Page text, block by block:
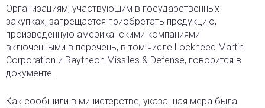
Организациям, участвующим в государственных
закупках, запрещается приобретать продукцию,
произведенную американскими компаниями
включенными в перечень, в том числе Lockheed Martin
Corporation и Raytheon Missiles & Defense, говорится в
документе.
Как сообщили в министерстве, указанная мера была